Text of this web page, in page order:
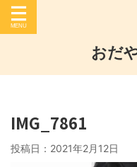
おだ
IMG_7861
投稿日： 2021年2月12日